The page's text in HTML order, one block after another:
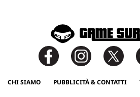
CHI SIAMO PUBBLICITÀ & CONTATTI